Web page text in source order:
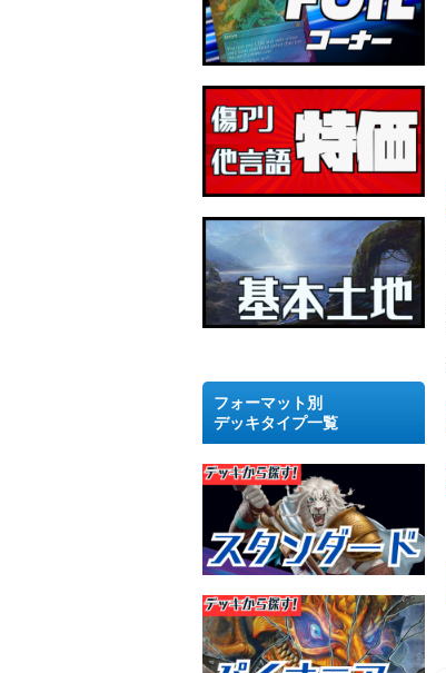
フォーマット別
デッキタイプ一覧